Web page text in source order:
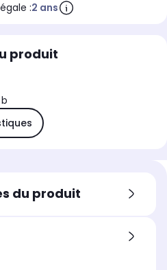
:2 ans
produit
du produit